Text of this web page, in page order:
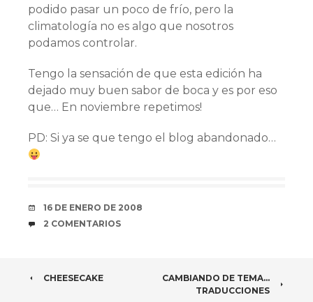
podido pasar un poco de frí­o, pero la
climatologí­a no es algo que nosotros
podamos controlar.
Tengo la sensación de que esta edición ha
dejado muy buen sabor de boca y es por eso
que… En noviembre repetimos!
PD: Si ya se que tengo el blog abandonado…
FECHA
16 DE ENERO DE 2008
COMENTARIOS
2 COMENTARIOS
NAVEGADOR
CHEESECAKE
CAMBIANDO DE TEMA…
TRADUCCIONES